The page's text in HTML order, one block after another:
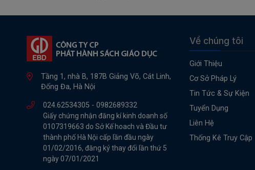
Tầng 1, nhà B, 187B Giảng Võ, Cát Linh,
Đống Đa, Hà Nội
024.62534305 - 0982689332
Giấy chứng nhận đăng kí kinh doanh số
0107319663 do Sở Kế hoach và Đầu tư
thành phố Hà Nội cấp lần đầu ngày
01/02/2016, đăng ký thay đổi lần thứ 5
ngày 07/01/2021
Về chúng tôi
Giới Thiệu
Cơ Sở Pháp Lý
Tin Tức & Sự Kiện
Tuyển Dụng
Liên Hệ
Thống Kê Truy Cập